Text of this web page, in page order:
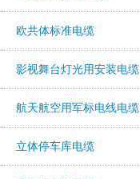
欧共体标准电缆
影视舞台灯光用安装电缆
航天航空用军标电线电缆
立体停车库电缆